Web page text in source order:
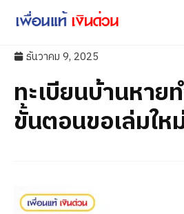
ธันวาคม 9, 2025
ทะเบียนบ้านหาย
ขั้นตอนขอเล่มให